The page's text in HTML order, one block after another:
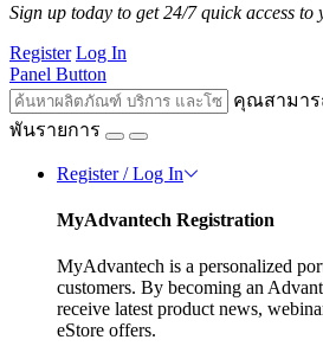
Sign up today to get 24/7 quick access
Register Log In
Panel Button
คุณสามา
พันรายการ
Register / Log In
MyAdvantech Registration
MyAdvantech is a personalized
customers. By becoming an
receive latest product news,
eStore offers.